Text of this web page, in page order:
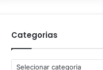
Categorias